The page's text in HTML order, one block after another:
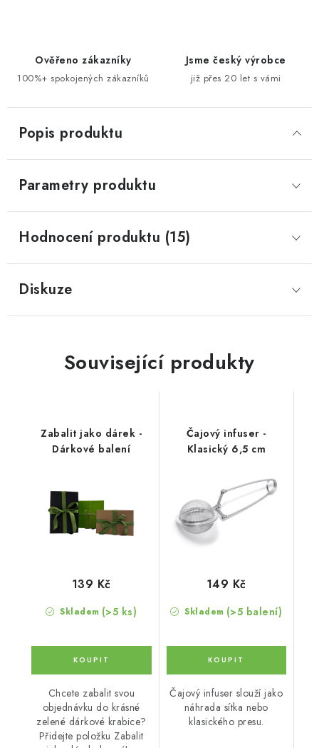
Ověřeno zákazníky
100%+ spokojených zákazníků
Jsme český výrobce
již přes 20 let s vámi
Popis produktu
Parametry produktu
Hodnocení produktu (15)
Diskuze
Související produkty
Zabalit jako dárek -
Dárkové balení
Skladem (>5 ks)
139 Kč
Chcete zabalit svou
objednávku do krásné
zelené dárkové krabice?
Přidejte položku Zabalit
Čajový infuser -
Klasický 6,5 cm
Skladem (>5 balení)
149 Kč
Čajový infuser slouží jako
náhrada sítka nebo
klasického presu.